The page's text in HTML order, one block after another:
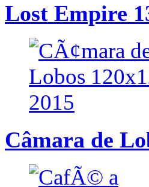
Lost Empire
Câmara de